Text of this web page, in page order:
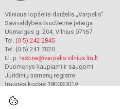
Vilniaus lopšelis-darželis „Varpelis“
Savivaldybės biudžetinė įstaiga
Ukmergės g. 204, Vilnius 07167
Tel. (0 5) 242 2845
Tel. (0 5) 241 7020
El. p. rastine@varpelis.vilnius.lm.lt
Duomenys kaupiami ir saugomi
Juridinių asmenų registre
Įmonės kodas 190030019